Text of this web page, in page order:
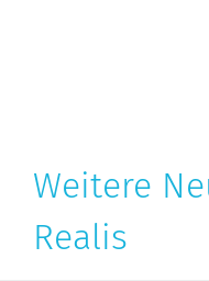
Weitere
Realis